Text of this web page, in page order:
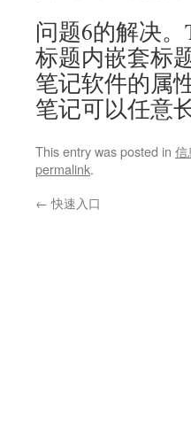
问题6的解决。
标题内嵌套标
笔记软件的属
笔记可以任意
This entry was posted in 信
permalink.
←快速入口